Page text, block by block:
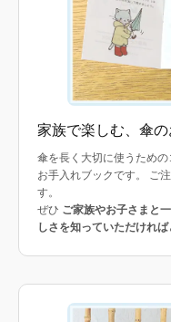
家族で楽しむ、傘
傘を長く大切に使うため
お手入れブックです。 ご
す。
ぜひ ご家族やお子さまと
しさを知っていただけれ